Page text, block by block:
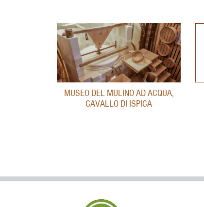
MUSEO DEL MULINO AD ACQUA,
CAVALLO DI ISPICA